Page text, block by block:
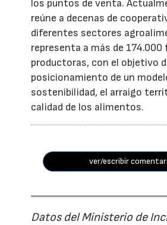
los puntos de venta.
reúne a decenas de
diferentes sectores
representa a más de
productoras, con el objetivo
posicionamiento de un
sostenibilidad, el arraigo
calidad de los alimentos.
ver/escribir
Datos del Ministerio de